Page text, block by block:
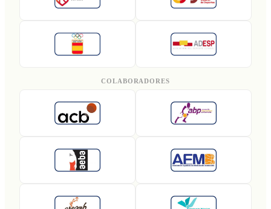
COLABORADORES